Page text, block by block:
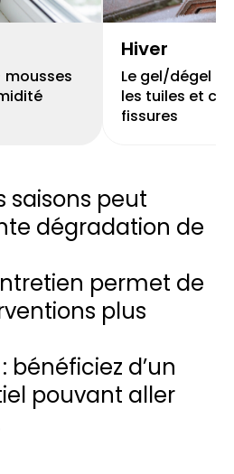
mousses
Hiver
Le gel/dégel
les tuiles et
fissures
saisons peut
dégradation de
permet de
plus
bénéficiez d’un
pouvant aller